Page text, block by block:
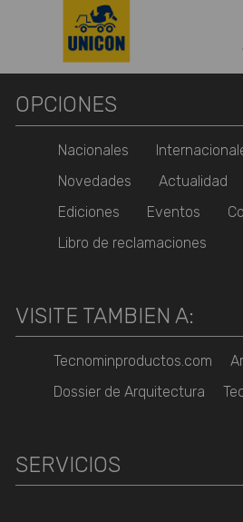
OPCIONES
Nacionales
Novedades
Actualidad
Ediciones
Eventos
Libro de reclamaciones
VISITE TAMBIEN A:
Tecnominproductos.com
Dossier de Arquitectura
SERVICIOS